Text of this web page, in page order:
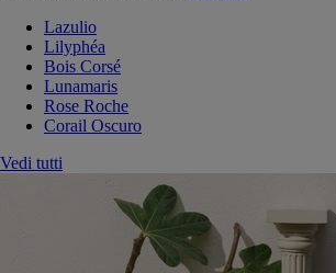
Lazulio
Lilyphéa
Bois Corsé
Lunamaris
Rose Roche
Corail Oscuro
Vedi tutti